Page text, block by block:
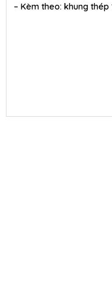
– Kèm theo: khung thép